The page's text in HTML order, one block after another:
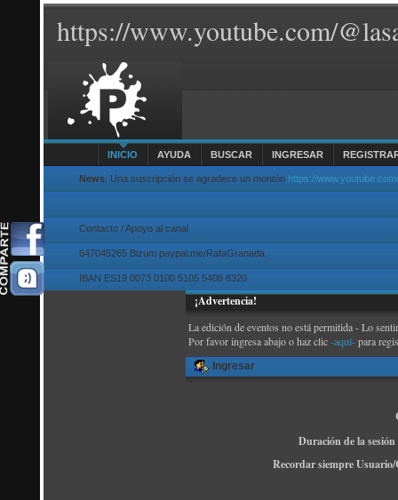
https://www.youtube.com/
INICIO AYUDA BUSCAR INGRESAR
News: Una suscripción se agradece un montón https://
Contacto / Apoyo al canal
647045265 Bizum paypal.me/RafaGranada
IBAN ES19 0073 0100 5105 5408 8320
¡Advertencia!
La edición de eventos no está permitida - Lo
Por favor ingresa abajo o haz clic-aquí-para
Ingresar
Duración de la
Recordar siempre